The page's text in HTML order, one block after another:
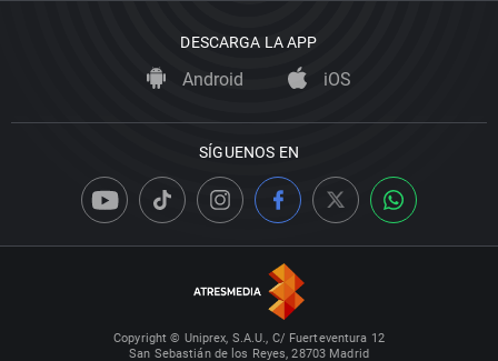
DESCARGA LA APP
Android iOS
SÍGUENOS EN
Copyright © Uniprex, S.A.U., C/ Fuerteventura 12
San Sebastián de los Reyes, 28703 Madrid